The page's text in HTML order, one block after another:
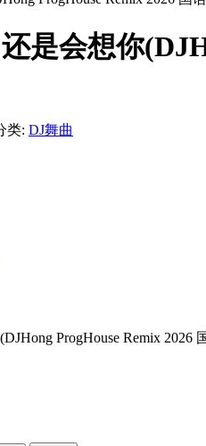
是会想你
类: DJ舞曲
ProgHouse Remix 2026